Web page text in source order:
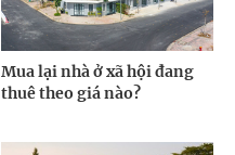
Mua lại nhà ở xã hội đang
thuê theo giá nào?